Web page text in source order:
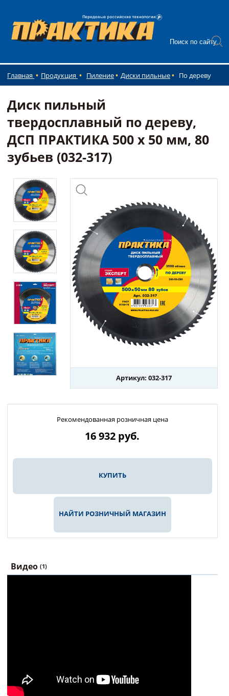
Главная Продукция Пиление Диски пильные По дереву
Диск пильный
твердосплавный по дереву,
ДСП ПРАКТИКА 500 х 50 мм, 80
зубьев (032-317)
Артикул: 032-317
Рекомендованная розничная цена
16 932 руб.
КУПИТЬ
НАЙТИ РОЗНИЧНЫЙ МАГАЗИН
Видео (1)